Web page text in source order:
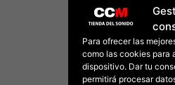
Para ofrecer las
como las cookies para
dispositivo. Dar tu
permitirá procesar